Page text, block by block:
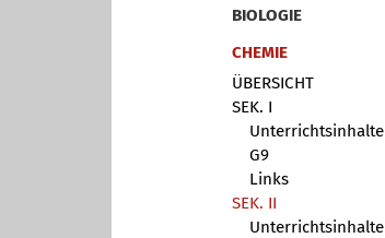
BIOLOGIE
CHEMIE
ÜBERSICHT
SEK. I
Unterrichtsinhalte
G9
Links
SEK. II
Unterrichtsinhalte